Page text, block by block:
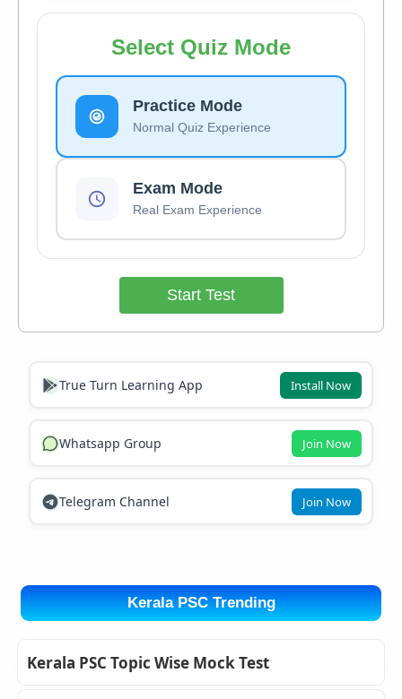
Select Quiz Mode
Practice Mode
Normal Quiz Experience
Exam Mode
Real Exam Experience
Start Test
True Turn Learning App Install Now
Whatsapp Group Join Now
Telegram Channel Join Now
Kerala PSC Trending
Kerala PSC Topic Wise Mock Test